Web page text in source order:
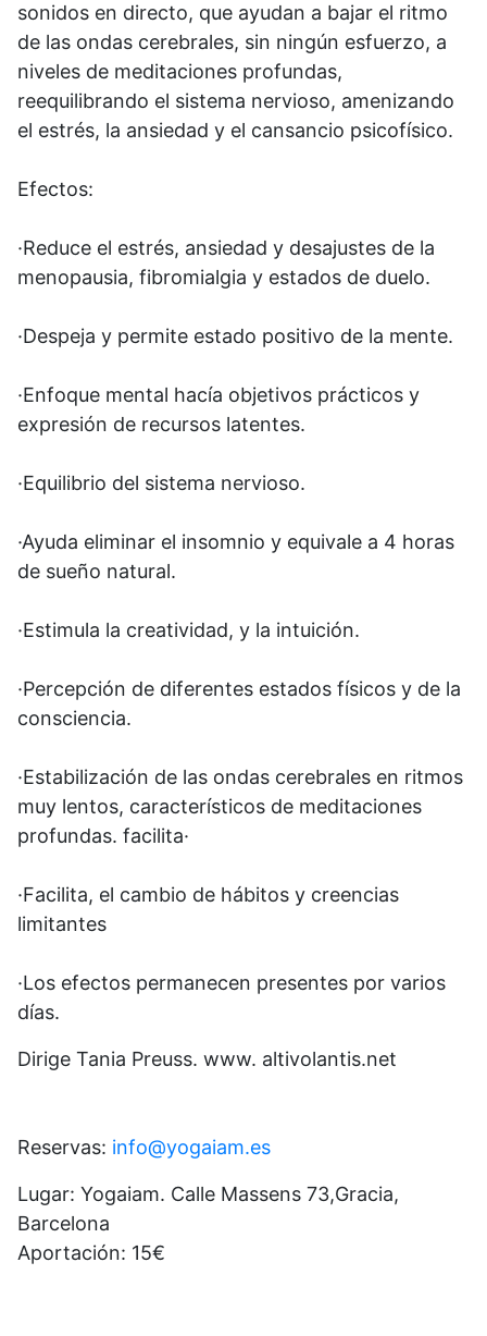
sonidos en directo, que ayudan a bajar el ritmo
de las ondas cerebrales, sin ningún esfuerzo, a
niveles de meditaciones profundas,
reequilibrando el sistema nervioso, amenizando
el estrés, la ansiedad y el cansancio psicofísico.
Efectos:
·Reduce el estrés, ansiedad y desajustes de la
menopausia, fibromialgia y estados de duelo.
·Despeja y permite estado positivo de la mente.
·Enfoque mental hacía objetivos prácticos y
expresión de recursos latentes.
·Equilibrio del sistema nervioso.
·Ayuda eliminar el insomnio y equivale a 4 horas
de sueño natural.
·Estimula la creatividad, y la intuición.
·Percepción de diferentes estados físicos y de la
consciencia.
·Estabilización de las ondas cerebrales en ritmos
muy lentos, característicos de meditaciones
profundas. facilita·
·Facilita, el cambio de hábitos y creencias
limitantes
·Los efectos permanecen presentes por varios
días.
Dirige Tania Preuss. www. altivolantis.net
Reservas: info@yogaiam.es
Lugar: Yogaiam. Calle Massens 73,Gracia,
Barcelona
Aportación: 15€